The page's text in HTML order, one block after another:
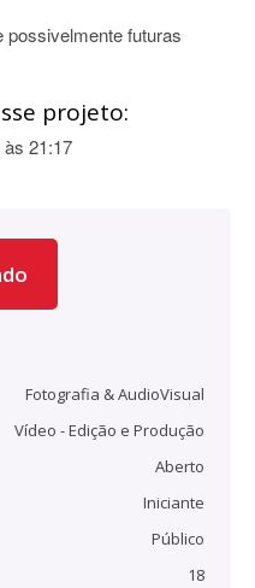
possivelmente futuras
projeto:
21:17
Fotografia & AudioVisual
Vídeo - Edição e Produção
Aberto
Iniciante
Público
18